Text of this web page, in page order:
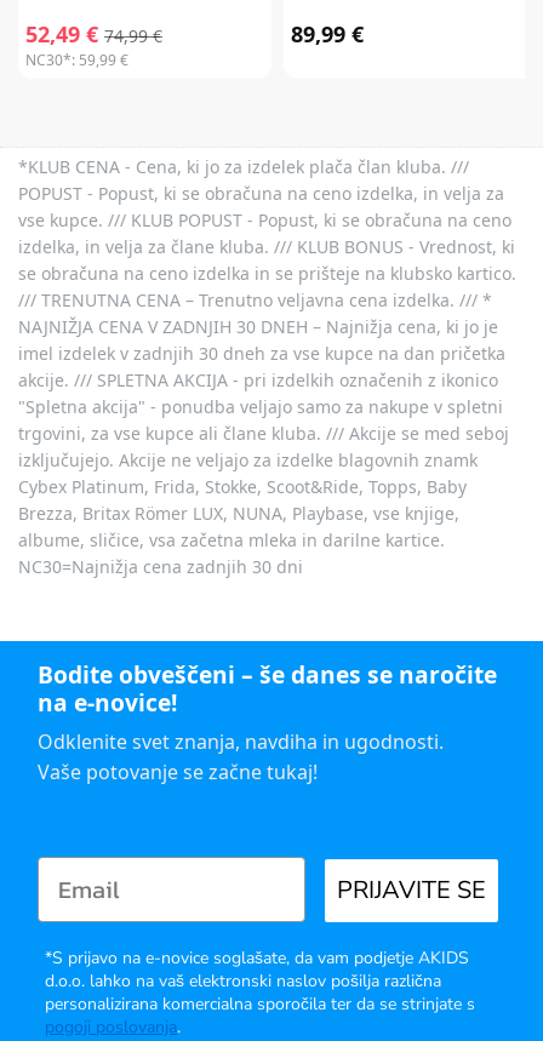
52,49 € 74,99 €
NC30*: 59,99 €
89,99 €
*KLUB CENA - Cena, ki jo za izdelek plača član kluba. ///
POPUST - Popust, ki se obračuna na ceno izdelka, in velja za
vse kupce. /// KLUB POPUST - Popust, ki se obračuna na ceno
izdelka, in velja za člane kluba. /// KLUB BONUS - Vrednost, ki
se obračuna na ceno izdelka in se prišteje na klubsko kartico.
/// TRENUTNA CENA – Trenutno veljavna cena izdelka. /// *
NAJNIŽJA CENA V ZADNJIH 30 DNEH – Najnižja cena, ki jo je
imel izdelek v zadnjih 30 dneh za vse kupce na dan pričetka
akcije. /// SPLETNA AKCIJA - pri izdelkih označenih z ikonico
"Spletna akcija" - ponudba veljajo samo za nakupe v spletni
trgovini, za vse kupce ali člane kluba. /// Akcije se med seboj
izključujejo. Akcije ne veljajo za izdelke blagovnih znamk
Cybex Platinum, Frida, Stokke, Scoot&Ride, Topps, Baby
Brezza, Britax Römer LUX, NUNA, Playbase, vse knjige,
albume, sličice, vsa začetna mleka in darilne kartice.
NC30=Najnižja cena zadnjih 30 dni
Bodite obveščeni – še danes se naročite
na e-novice!
Odklenite svet znanja, navdiha in ugodnosti.
Vaše potovanje se začne tukaj!
PRIJAVITE SE
*S prijavo na e-novice soglašate, da vam podjetje AKIDS
d.o.o. lahko na vaš elektronski naslov pošilja različna
personalizirana komercialna sporočila ter da se strinjate s
pogoji poslovanja.